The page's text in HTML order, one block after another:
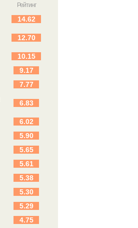
Рейтинг
14.62
12.70
10.15
9.17
7.77
6.83
6.02
5.90
5.65
5.61
5.38
5.30
5.29
4.75